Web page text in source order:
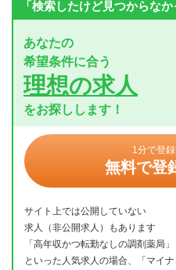
「検索したけど見つからなか
あなたの
希望条件に合う
理想の求人
をお探しします！
1分で登録
無料で登
サイト上では公開していない
求人（非公開求人）もあります
「高年収かつ転勤なしの調剤薬局
といった人気求人の場合、「マイ